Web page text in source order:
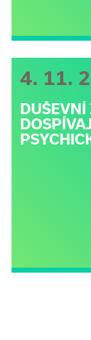
4. 11.
DUŠEVNÍ